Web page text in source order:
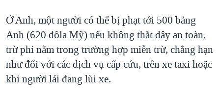
Ở Anh, một người có thể bị phạt tới 500 bảng
Anh (620 đôla Mỹ) nếu không thắt dây an toàn,
trừ phi nằm trong trường hợp miễn trừ, chẳng hạn
như đối với các dịch vụ cấp cứu, trên xe taxi hoặc
khi người lái đang lùi xe.